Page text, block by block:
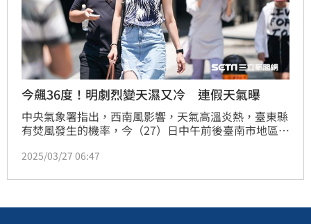
今飆36度！明劇烈變天濕又冷 連假天氣曝
中央氣象署指出，西南風影響，天氣高溫炎熱，臺東縣
有焚風發生的機率，今（27）日中午前後臺南市地區、
號」，氣溫達36°C以上。
2025/03/27 06:47